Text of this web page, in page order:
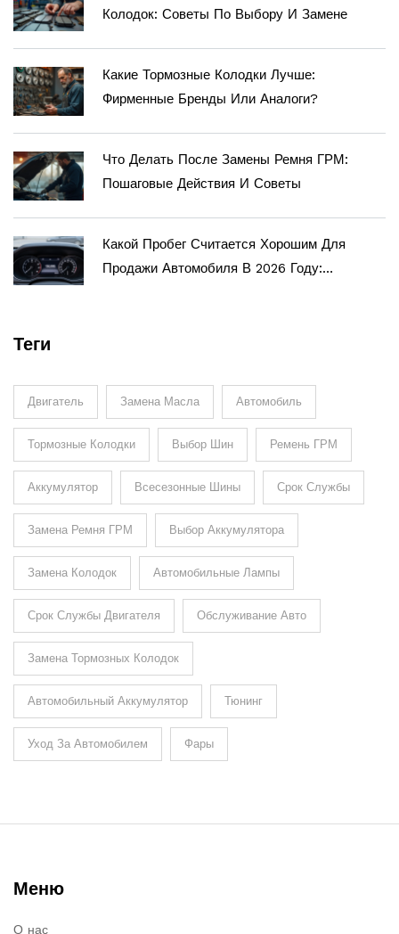
Колодок: Советы По Выбору И Замене
Какие Тормозные Колодки Лучше:
Фирменные Бренды Или Аналоги?
Что Делать После Замены Ремня ГРМ:
Пошаговые Действия И Советы
Какой Пробег Считается Хорошим Для
Продажи Автомобиля В 2026 Году:
Теги
Двигатель Замена Масла Автомобиль
Тормозные Колодки Выбор Шин Ремень ГРМ
Аккумулятор Всесезонные Шины Срок Службы
Замена Ремня ГРМ Выбор Аккумулятора
Замена Колодок Автомобильные Лампы
Срок Службы Двигателя Обслуживание Авто
Замена Тормозных Колодок
Автомобильный Аккумулятор Тюнинг
Уход За Автомобилем Фары
Меню
О нас